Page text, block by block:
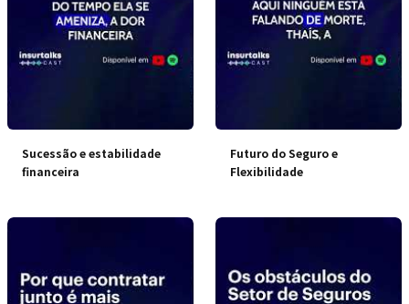
Sucessão e estabilidade
financeira
Futuro do Seguro e
Flexibilidade